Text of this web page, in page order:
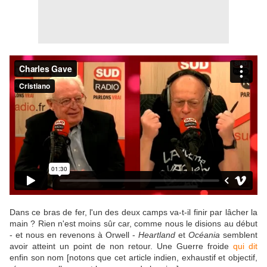
Dans ce bras de fer, l'un des deux camps va-t-il finir par lâcher la
main ? Rien n'est moins sûr car, comme nous le disions au début
- et nous en revenons à Orwell - Heartland et Océania semblent
avoir atteint un point de non retour. Une Guerre froide qui dit
enfin son nom [notons que cet article indien, exhaustif et objectif,